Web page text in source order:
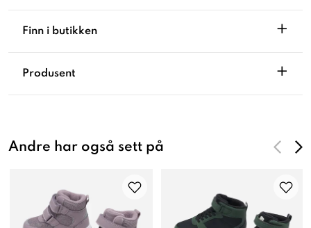
Finn i butikken +
Produsent +
Andre har også sett på